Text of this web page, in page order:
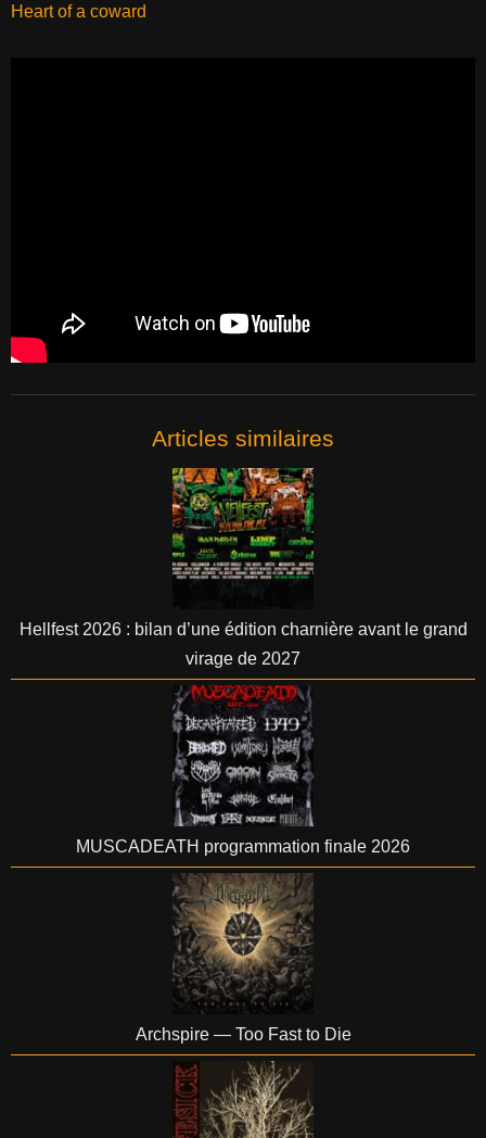
Heart of a coward
Articles similaires
Hellfest 2026 : bilan d’une édition charnière avant le grand
virage de 2027
MUSCADEATH programmation finale 2026
Archspire — Too Fast to Die